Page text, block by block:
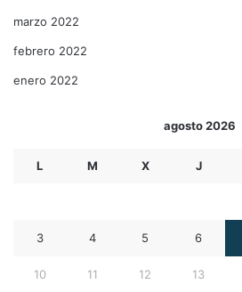
marzo 2022
febrero 2022
enero 2022
agosto 2026
L M X J
3 4 5 6
10 11 12 13